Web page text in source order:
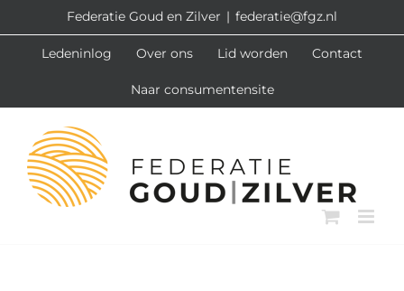
naar
inhoud
Federatie Goud en Zilver | federatie@fgz.nl
Ledeninlog Over ons Lid worden Contact
Naar consumentensite